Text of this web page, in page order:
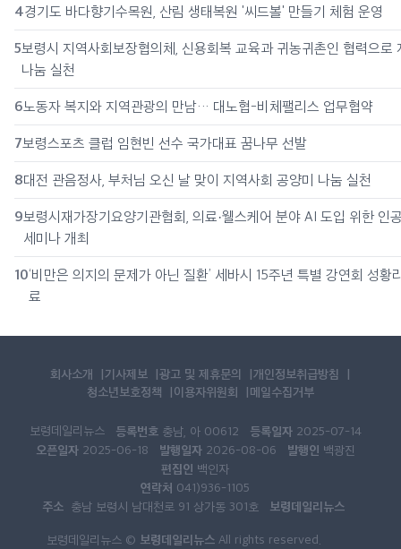
4경기도 바다향기수목원, 산림 생태복원 '씨드볼' 만들기 체험 운영
5보령시 지역사회보장협의체, 신용회복 교육과 귀농귀촌인 협력으로
나눔 실천
6노동자 복지와 지역관광의 만남… 대노협-비체팰리스 업무협약
7보령스포츠 클럽 임현빈 선수 국가대표 꿈나무 선발
8대전 관음정사, 부처님 오신 날 맞이 지역사회 공양미 나눔 실천
9보령시재가장기요양기관협회, 의료·웰스케어 분야 AI 도입 위한 인
세미나 개최
10‘비만은 의지의 문제가 아닌 질환’ 세바시 15주년 특별 강연회 성황
료
회사소개 기사제보 광고 및 제휴문의
개인정보취급방침
청소년보호정책
이용자위원회 메일수집거부
보령데일리뉴스 등록번호 충남, 아 00612 등록일자 2025-07-14
오픈일자 2025-06-18 발행일자 2026-08-06 발행인 백광진
편집인 백인자
연락처 041)936-1105
주소 충남 보령시 남대천로 91 상가동 301호 보령데일리뉴스
보령데일리뉴스 © 보령데일리뉴스 All rights reserved.